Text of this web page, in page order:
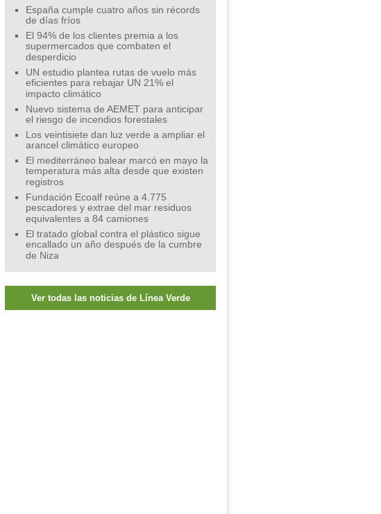
España cumple cuatro años sin récords
de días fríos
El 94% de los clientes premia a los
supermercados que combaten el
desperdicio
UN estudio plantea rutas de vuelo más
eficientes para rebajar UN 21% el
impacto climático
Nuevo sistema de AEMET para anticipar
el riesgo de incendios forestales
Los veintisiete dan luz verde a ampliar el
arancel climático europeo
El mediterráneo balear marcó en mayo la
temperatura más alta desde que existen
registros
Fundación Ecoalf reúne a 4.775
pescadores y extrae del mar residuos
equivalentes a 84 camiones
El tratado global contra el plástico sigue
encallado un año después de la cumbre
de Niza
Ver todas las noticias de Línea Verde